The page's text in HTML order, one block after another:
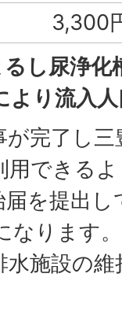
3,300
し尿浄化
り流入
完了し
用できる
を提出
ります。
施設の